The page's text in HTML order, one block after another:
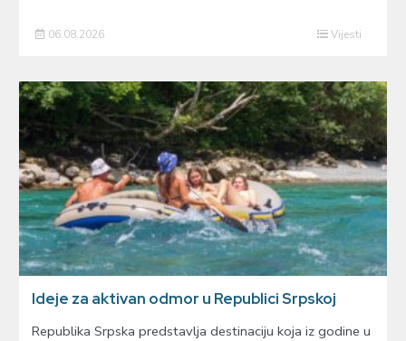
06.08.2026 Vijesti
Ideje za aktivan odmor u Republici Srpskoj
Republika Srpska predstavlja destinaciju koja iz godine u